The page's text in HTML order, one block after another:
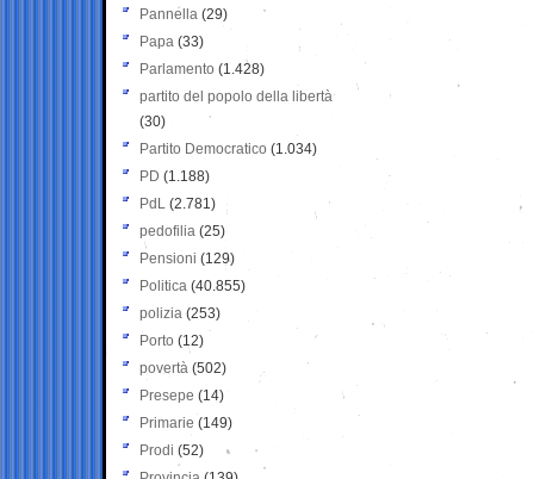
Pannella (29)
Papa (33)
Parlamento (1.428)
partito del popolo della libertà
(30)
Partito Democratico (1.034)
PD (1.188)
PdL (2.781)
pedofilia (25)
Pensioni (129)
Politica (40.855)
polizia (253)
Porto (12)
povertà (502)
Presepe (14)
Primarie (149)
Prodi (52)